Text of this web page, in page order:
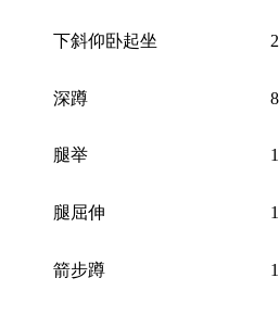
下斜仰卧起坐
深蹲
腿举
腿屈伸
箭步蹲